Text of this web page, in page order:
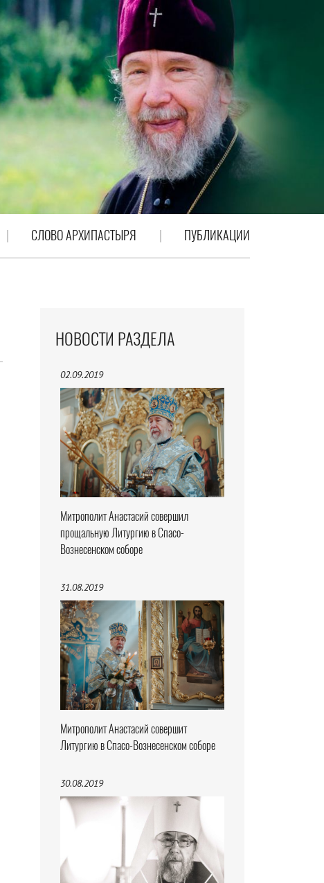
СЛОВО АРХИПАСТЫРЯ ПУБЛИКАЦИИ
НОВОСТИ РАЗДЕЛА
02.09.2019
Митрополит Анастасий совершил
прощальную Литургию в Спасо-
Вознесенском соборе
31.08.2019
Митрополит Анастасий совершит
Литургию в Спасо-Вознесенском соборе
30.08.2019